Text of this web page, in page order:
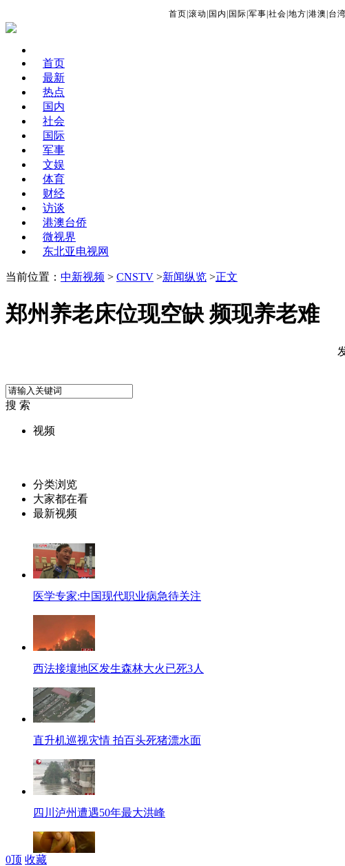
首页 滚动 国内 国际 军事 社会 地方 港澳 台湾
首页
最新
热点
国内
社会
国际
军事
文娱
体育
财经
访谈
港澳台侨
微视界
东北亚电视网
当前位置： 中新视频 > CNSTV >新闻纵览 >正文
郑州养老床位现空缺 频现养老难
搜 索
视频
分类浏览
大家都在看
最新视频
医学专家:中国现代职业病急待关注
西法接壤地区发生森林大火已死3人
直升机巡视灾情 拍百头死猪漂水面
四川泸州遭遇50年最大洪峰
0顶 收藏